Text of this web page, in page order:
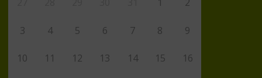
1 2
3 4 5 6 7 8 9
10 11 12 13 14 15 16